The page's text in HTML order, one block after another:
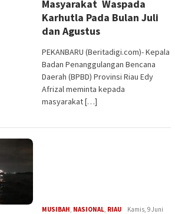
Masyarakat Waspada
Karhutla Pada Bulan Juli
dan Agustus
PEKANBARU (Beritadigi.com)- Kepala
Badan Penanggulangan Bencana
Daerah (BPBD) Provinsi Riau Edy
Afrizal meminta kepada
masyarakat […]
MUSIBAH, NASIONAL, RIAUEdiKamis, 9 Juni